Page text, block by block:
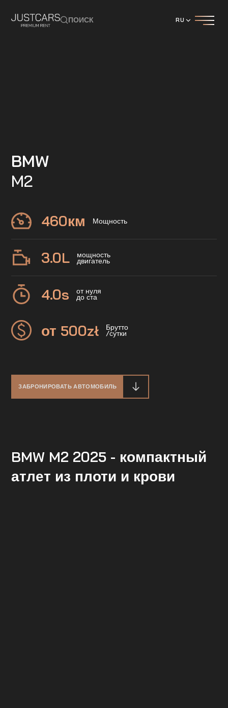
ПОИСК RU
BMW
M2
460км Мощность
3.0L мощность
двигатель
4.0s от нуля
до ста
от 500zł Брутто
/сутки
ЗАБРОНИРОВАТЬ АВТОМОБИЛЬ
BMW M2 2025 - компактный
атлет из плоти и крови